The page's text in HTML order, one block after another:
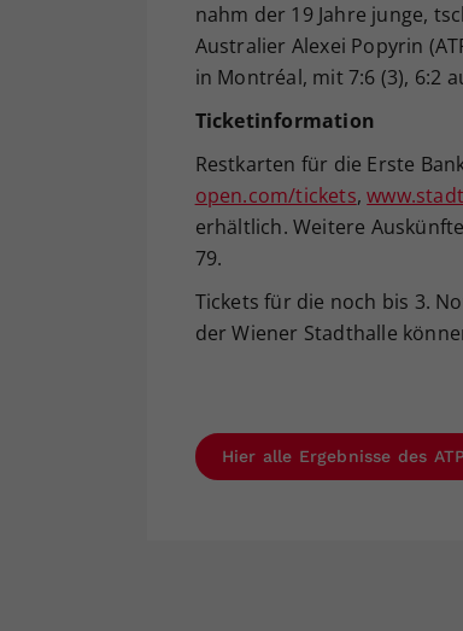
nahm der 19 Jahre junge,
Australier Alexei Popyrin
in Montréal, mit 7:6 (3), 6:2
Ticketinformation
Restkarten für die Erste
open.com/tickets,
erhältlich. Weitere
79.
Tickets für die noch bis 3.
der Wiener Stadthalle
Hier alle Ergebnisse des